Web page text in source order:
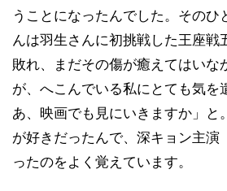
うことになったんでした。そのひ
んは羽生さんに初挑戦した王座戦
敗れ、まだその傷が癒えてはいな
が、へこんでいる私にとても気を
あ、映画でも見にいきますか」と
が好きだったんで、深キョン主演
ったのをよく覚えています。